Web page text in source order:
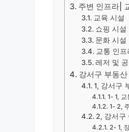
주변 인프라|
교육 시설
쇼핑 시설
문화 시설
교통 인프
레저 및
강서구 부동
1, 강서구
1- 1,
1- 2,
2, 강서구
2- 1,